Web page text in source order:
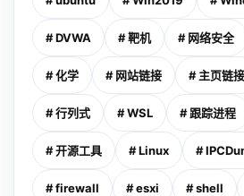
# DVWA # 靶机 # 网络安全
# 化学 # 网站链接 # 主页链接
# 行列式 # WSL # 跟踪进程
# 开源工具 # Linux #
# firewall # esxi # shell